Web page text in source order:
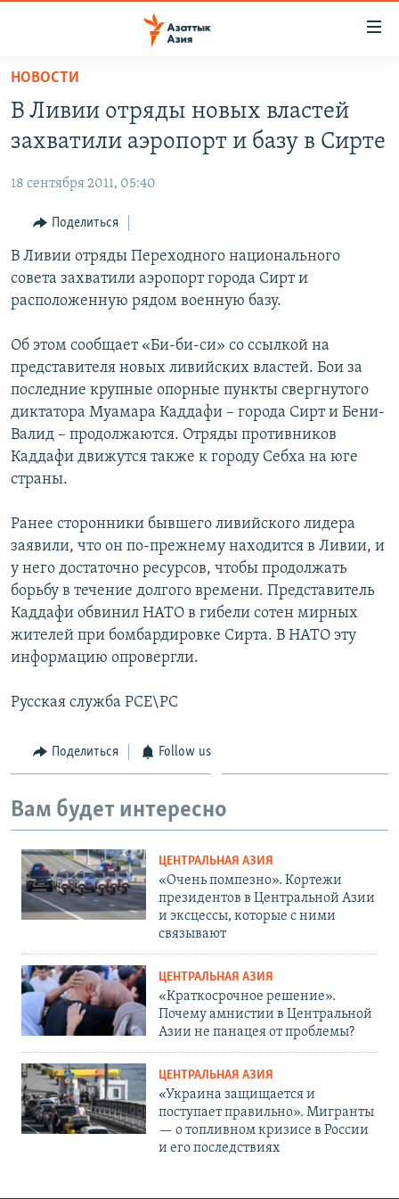
Вернуться
основному
содержанию
навигации
Вернутся
поиску
УЗБЕКИСТАН
ТАДЖИКИСТАН
НА ДРУГИХ ЯЗЫКАХ
ҚАЗАҚША
КЫРГЫЗЧА
TÜRKMENÇE
НОВОСТИ
В Ливии отряды новых властей
захватили аэропорт и базу в Сирте
18 сентября 2011, 05:40
Поделиться
В Ливии отряды Переходного национального
совета захватили аэропорт города Сирт и
расположенную рядом военную базу.
Об этом сообщает «Би-би-си» со ссылкой на
представителя новых ливийских властей. Бои за
последние крупные опорные пункты свергнутого
диктатора Муамара Каддафи – города Сирт и Бени-
Валид – продолжаются. Отряды противников
Каддафи движутся также к городу Себха на юге
страны.
Ранее сторонники бывшего ливийского лидера
заявили, что он по-прежнему находится в Ливии, и
у него достаточно ресурсов, чтобы продолжать
борьбу в течение долгого времени. Представитель
Каддафи обвинил НАТО в гибели сотен мирных
жителей при бомбардировке Сирта. В НАТО эту
информацию опровергли.
Русская служба РСЕ\РС
Поделиться Follow us
Вам будет интересно
ЦЕНТРАЛЬНАЯ АЗИЯ
«Очень помпезно». Кортежи
президентов в Центральной Азии
и эксцессы, которые с ними
связывают
ЦЕНТРАЛЬНАЯ АЗИЯ
«Краткосрочное решение».
Почему амнистии в Центральной
Азии не панацея от проблемы?
ЦЕНТРАЛЬНАЯ АЗИЯ
«Украина защищается и
поступает правильно». Мигранты
— о топливном кризисе в России
и его последствиях